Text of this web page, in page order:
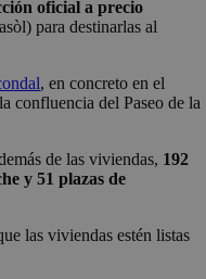
oficial a precio
para destinarlas al
, en concreto en el
confluencia del Paseo de la
de las viviendas, 192
y 51 plazas de
las viviendas estén listas